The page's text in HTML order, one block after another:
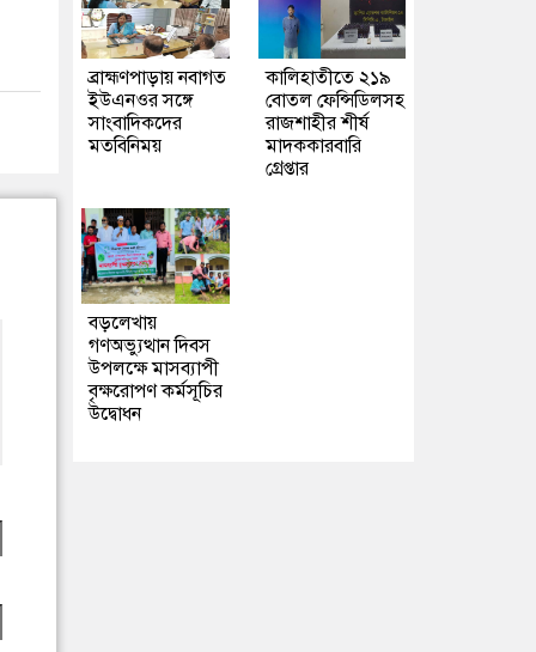
ব্রাহ্মণপাড়ায় নবাগত
ইউএনওর সঙ্গে
সাংবাদিকদের
মতবিনিময়
কালিহাতীতে ২১৯
বোতল ফেন্সিডিলসহ
রাজশাহীর শীর্ষ
মাদককারবারি
গ্রেপ্তার
বড়লেখায়
গণঅভ্যুত্থান দিবস
উপলক্ষে মাসব্যাপী
বৃক্ষরোপণ কর্মসূচির
উদ্বোধন